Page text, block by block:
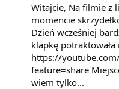
Witajcie, Na filmie z
momencie
Dzień wcześniej
klapkę potraktowała
https://
feature=share
wiem tylko...